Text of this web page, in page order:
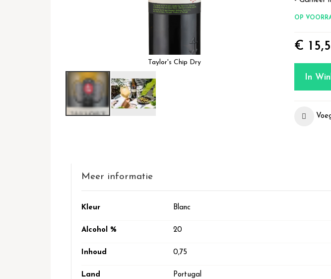
Taylor's Chip Dry
van
OP
€
In
Meer informatie
Meer
Kleur Blanc
Alcohol % 20
Inhoud 0,75
Land Portugal